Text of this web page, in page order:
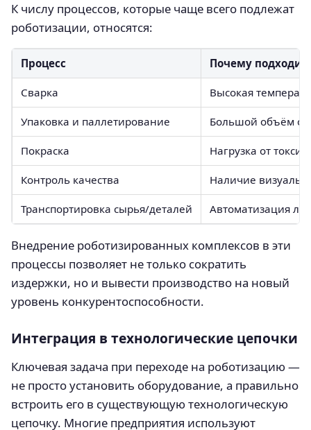
К числу процессов, которые чаще всего подлежат
роботизации, относятся:
Процесс Почему
Сварка Высокая
Упаковка и паллетирование Большой объём
Покраска Нагрузка от
Контроль качества Наличие
Транспортировка сырья/деталей Автоматизация
Внедрение роботизированных комплексов в эти
процессы позволяет не только сократить
издержки, но и вывести производство на новый
уровень конкурентоспособности.
Интеграция в технологические цепочки
Ключевая задача при переходе на роботизацию —
не просто установить оборудование, а правильно
встроить его в существующую технологическую
цепочку. Многие предприятия используют